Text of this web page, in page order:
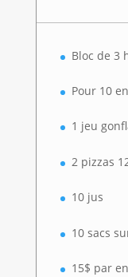
Bloc de 3
Pour 10
1 jeu
2 pizzas
10 jus
10 sacs
15$ par